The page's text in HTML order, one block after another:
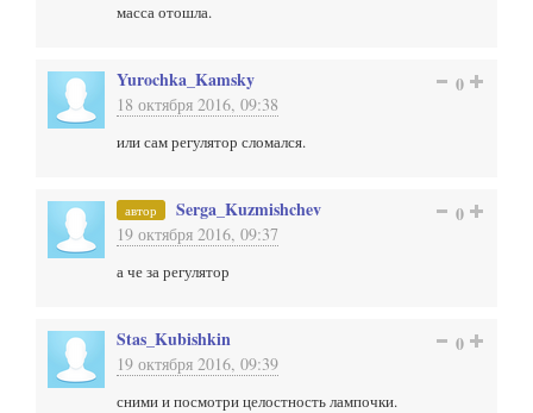
масса отошла.
Yurochka_Kamsky
18 октября 2016, 09:38
0
или сам регулятор сломался.
автор Serga_Kuzmishchev
19 октября 2016, 09:37
0
а че за регулятор
Stas_Kubishkin
19 октября 2016, 09:39
0
сними и посмотри целостность лампочки.